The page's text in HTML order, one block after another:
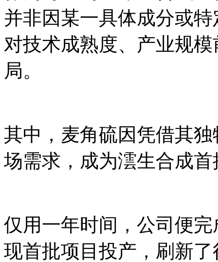
并非因某一具体成分或
对技术成熟度、产业规
局。
其中，麦角硫因凭借其
场需求，成为澐生合成
仅用一年时间，公司便
现首批项目投产，刷新